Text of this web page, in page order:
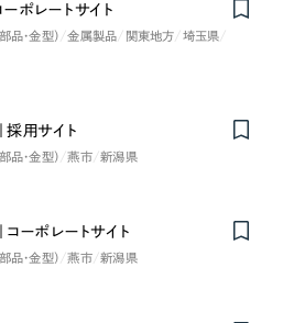
ポレートサイト
品・金型） 金属製品 関東地方
埼玉県
用サイト
品・金型） 燕市 新潟県
ーポレートサイト
品・金型） 燕市 新潟県